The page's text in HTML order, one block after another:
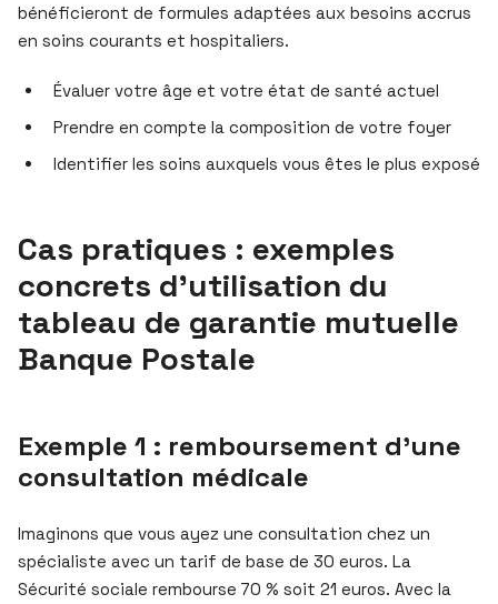
bénéficieront de formules adaptées aux besoins accrus
en soins courants et hospitaliers.
Évaluer votre âge et votre état de santé actuel
Prendre en compte la composition de votre foyer
Identifier les soins auxquels vous êtes le plus exposé
Cas pratiques : exemples
concrets d’utilisation du
tableau de garantie mutuelle
Banque Postale
Exemple 1 : remboursement d’une
consultation médicale
Imaginons que vous ayez une consultation chez un
spécialiste avec un tarif de base de 30 euros. La
Sécurité sociale rembourse 70 % soit 21 euros. Avec la